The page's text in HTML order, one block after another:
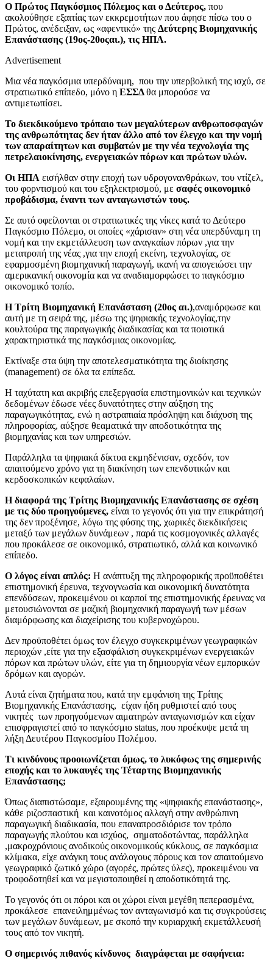
Ο Πρώτος Παγκόσμιος Πόλεμος και ο Δεύτερος, που
ακολούθησε εξαιτίας των εκκρεμοτήτων που άφησε πίσω του ο
Πρώτος, ανέδειξαν, ως «αφεντικό» της Δεύτερης Βιομηχανικής
Επανάστασης (19ος-20οςαι.), τις ΗΠΑ.
Advertisement
Μια νέα παγκόσμια υπερδύναμη, που την υπερβολική της ισχύ, σε
στρατιωτικό επίπεδο, μόνο η ΕΣΣΔθα μπορούσε να
αντιμετωπίσει.
Το διεκδικούμενο τρόπαιο των μεγαλύτερων ανθρωποσφαγών
της ανθρωπότητας δεν ήταν άλλο από τον έλεγχο και την νομή
των απαραίτητων και συμβατών με την νέα τεχνολογία της
πετρελαιοκίνησης, ενεργειακών πόρων και πρώτων υλών.
Οι ΗΠΑ εισήλθαν στην εποχή των υδρογονανθράκων, του ντίζελ,
του φορντισμού και του εξηλεκτρισμού, με σαφές οικονομικό
προβάδισμα, έναντι των ανταγωνιστών τους.
Σε αυτό οφείλονται οι στρατιωτικές της νίκες κατά το Δεύτερο
Παγκόσμιο Πόλεμο, οι οποίες «χάρισαν» στη νέα υπερδύναμη τη
νομή και την εκμετάλλευση των αναγκαίων πόρων ,για την
μετατροπή της νέας ,για την εποχή εκείνη, τεχνολογίας, σε
εφαρμοσμένη βιομηχανική παραγωγή, ικανή να απογειώσει την
αμερικανική οικονομία και να αναδιαμορφώσει το παγκόσμιο
οικονομικό τοπίο.
Η Τρίτη Βιομηχανική Επανάσταση (20ος αι.),αναμόρφωσε και
αυτή με τη σειρά της, μέσω της ψηφιακής τεχνολογίας,την
κουλτούρα της παραγωγικής διαδικασίας και τα ποιοτικά
χαρακτηριστικά της παγκόσμιας οικονομίας.
Εκτίναξε στα ύψη την αποτελεσματικότητα της διοίκησης
(management) σε όλα τα επίπεδα.
Η ταχύτατη και ακριβής επεξεργασία επιστημονικών και τεχνικών
δεδομένων έδωσε νέες δυνατότητες στην αύξηση της
παραγωγικότητας, ενώ η αστραπιαία πρόσληψη και διάχυση της
πληροφορίας, αύξησε θεαματικά την αποδοτικότητα της
βιομηχανίας και των υπηρεσιών.
Παράλληλα τα ψηφιακά δίκτυα εκμηδένισαν, σχεδόν, τον
απαιτούμενο χρόνο για τη διακίνηση των επενδυτικών και
κερδοσκοπικών κεφαλαίων.
Η διαφορά της Τρίτης Βιομηχανικής Επανάστασης σε σχέση
με τις δύο προηγούμενες, είναι το γεγονός ότι για την επικράτησή
της δεν προξένησε, λόγω της φύσης της, χωρικές διεκδικήσεις
μεταξύ των μεγάλων δυνάμεων , παρά τις κοσμογονικές αλλαγές
που προκάλεσε σε οικονομικό, στρατιωτικό, αλλά και κοινωνικό
επίπεδο.
Ο λόγος είναι απλός: Η ανάπτυξη της πληροφορικής προϋποθέτει
επιστημονική έρευνα, τεχνογνωσία και οικονομική δυνατότητα
επενδύσεων, προκειμένου οι καρποί της επιστημονικής έρευνας να
μετουσιώνονται σε μαζική βιομηχανική παραγωγή των μέσων
διαμόρφωσης και διαχείρισης του κυβερνοχώρου.
Δεν προϋποθέτει όμως τον έλεγχο συγκεκριμένων γεωγραφικών
περιοχών ,είτε για την εξασφάλιση συγκεκριμένων ενεργειακών
πόρων και πρώτων υλών, είτε για τη δημιουργία νέων εμπορικών
δρόμων και αγορών.
Αυτά είναι ζητήματα που, κατά την εμφάνιση της Τρίτης
Βιομηχανικής Επανάστασης, είχαν ήδη ρυθμιστεί από τους
νικητές των προηγούμενων αιματηρών ανταγωνισμών και είχαν
επισφραγιστεί από το παγκόσμιο status, που προέκυψε μετά τη
λήξη Δευτέρου Παγκοσμίου Πολέμου.
Τι κινδύνους προοιωνίζεται όμως, το λυκόφως της σημερινής
εποχής και το λυκαυγές της Τέταρτης Βιομηχανικής
Επανάστασης;
Όπως διαπιστώσαμε, εξαιρουμένης της «ψηφιακής επανάστασης»,
κάθε ριζοσπαστική και καινοτόμος αλλαγή στην ανθρώπινη
παραγωγική διαδικασία, που επαναπροσδιόρισε τον τρόπο
παραγωγής πλούτου και ισχύος, σηματοδοτώντας, παράλληλα
,μακροχρόνιους ανοδικούς οικονομικούς κύκλους, σε παγκόσμια
κλίμακα, είχε ανάγκη τους ανάλογους πόρους και τον απαιτούμενο
γεωγραφικό ζωτικό χώρο (αγορές, πρώτες ύλες), προκειμένου να
τροφοδοτηθεί και να μεγιστοποιηθεί η αποδοτικότητά της.
Το γεγονός ότι οι πόροι και οι χώροι είναι μεγέθη πεπερασμένα,
προκάλεσε επανειλημμένως τον ανταγωνισμό και τις συγκρούσεις
των μεγάλων δυνάμεων, με σκοπό την κυριαρχική εκμετάλλευσή
τους από τον νικητή.
Ο σημερινός πιθανός κίνδυνος διαγράφεται με σαφήνεια: